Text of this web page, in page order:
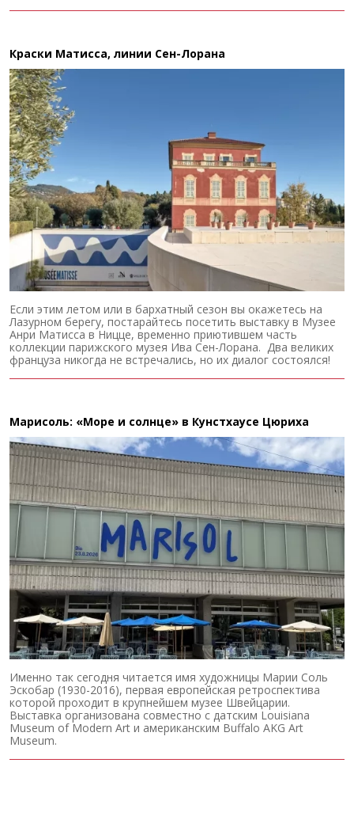
Краски Матисса, линии Сен-Лорана
Если этим летом или в бархатный сезон вы окажетесь на
Лазурном берегу, постарайтесь посетить выставку в Музее
Анри Матисса в Ницце, временно приютившем часть
коллекции парижского музея Ива Сен-Лорана. Два великих
француза никогда не встречались, но их диалог состоялся!
Марисоль: «Море и солнце» в Кунстхаусе Цюриха
Именно так сегодня читается имя художницы Марии Соль
Эскобар (1930-2016), первая европейская ретроспектива
которой проходит в крупнейшем музее Швейцарии.
Выставка организована совместно с датским Louisiana
Museum of Modern Art и американским Buffalo AKG Art
Museum.